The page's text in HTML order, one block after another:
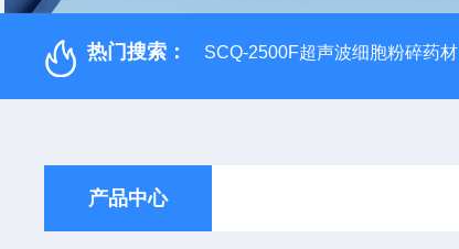
热门搜索： SCQ-2500F超声波细胞粉碎药材
产品中心